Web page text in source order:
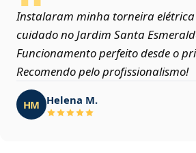
Instalaram minha torneira elétrica
cuidado no Jardim Santa
Funcionamento perfeito desde o
Recomendo pelo profissionalismo!
HM Helena M.